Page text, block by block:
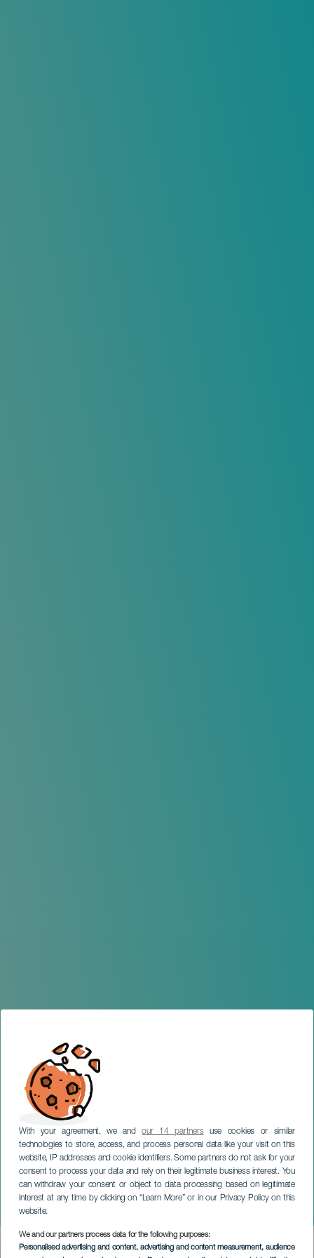
With your agreement, we andour 14 partnersuse cookies or similar
technologies to store, access, and process personal data like your visit on this
website, IP addresses and cookie identifiers. Some partners do not ask for your
consent to process your data and rely on their legitimate business interest. You
can withdraw your consent or object to data processing based on legitimate
interest at any time by clicking on “Learn More” or in our Privacy Policy on this
website.
We and our partners process data for the following purposes:
Personalised advertising and content, advertising and content measurement, audience
Actividades juveniles en El
Hierro
EL HIERRO
Imagen